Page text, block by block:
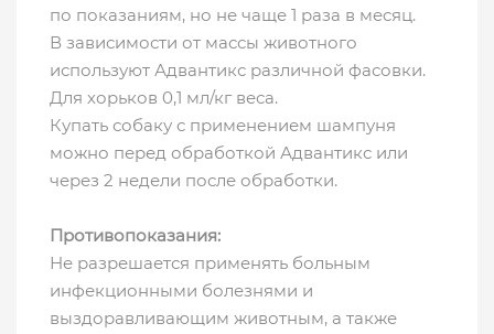
по показаниям, но не чаще 1 раза в месяц.
В зависимости от массы животного
используют Адвантикс различной фасовки.
Для хорьков 0,1 мл/кг веса.
Купать собаку с применением шампуня
можно перед обработкой Адвантикс или
через 2 недели после обработки.
Противопоказания:
Не разрешается применять больным
инфекционными болезнями и
выздоравливающим животным, а также